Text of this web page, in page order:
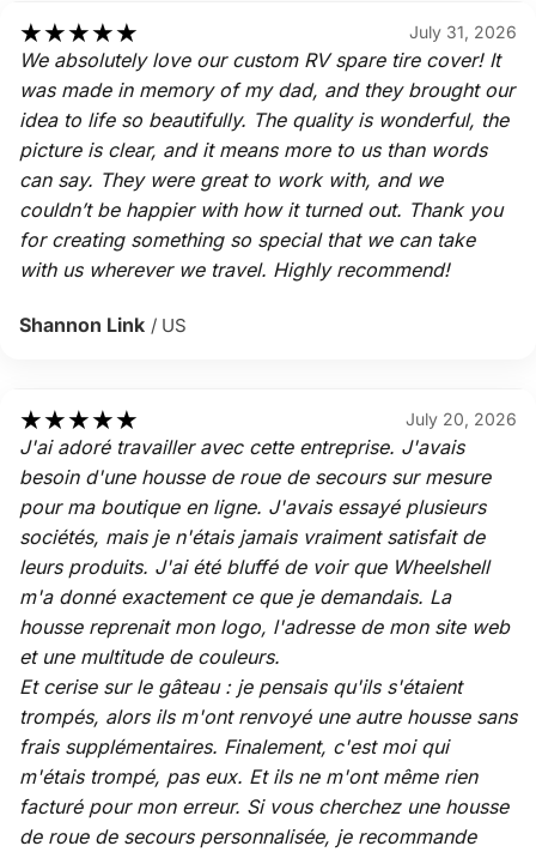
★★★★★ July 31, 2026
We absolutely love our custom RV spare tire cover! It
was made in memory of my dad, and they brought our
idea to life so beautifully. The quality is wonderful, the
picture is clear, and it means more to us than words
can say. They were great to work with, and we
couldn’t be happier with how it turned out. Thank you
for creating something so special that we can take
with us wherever we travel. Highly recommend!
Shannon Link / US
★★★★★ July 20, 2026
J'ai adoré travailler avec cette entreprise. J'avais
besoin d'une housse de roue de secours sur mesure
pour ma boutique en ligne. J'avais essayé plusieurs
sociétés, mais je n'étais jamais vraiment satisfait de
leurs produits. J'ai été bluffé de voir que Wheelshell
m'a donné exactement ce que je demandais. La
housse reprenait mon logo, l'adresse de mon site web
et une multitude de couleurs.
Et cerise sur le gâteau : je pensais qu'ils s'étaient
trompés, alors ils m'ont renvoyé une autre housse sans
frais supplémentaires. Finalement, c'est moi qui
m'étais trompé, pas eux. Et ils ne m'ont même rien
facturé pour mon erreur. Si vous cherchez une housse
de roue de secours personnalisée, je recommande